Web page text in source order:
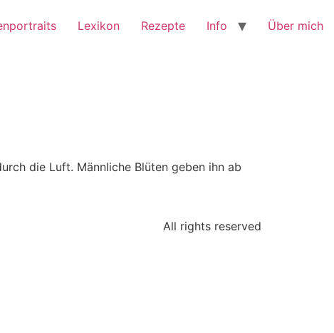
Lexikon Rezepte Info Über mich
die Luft. Männliche Blüten geben ihn ab
All rights reserved